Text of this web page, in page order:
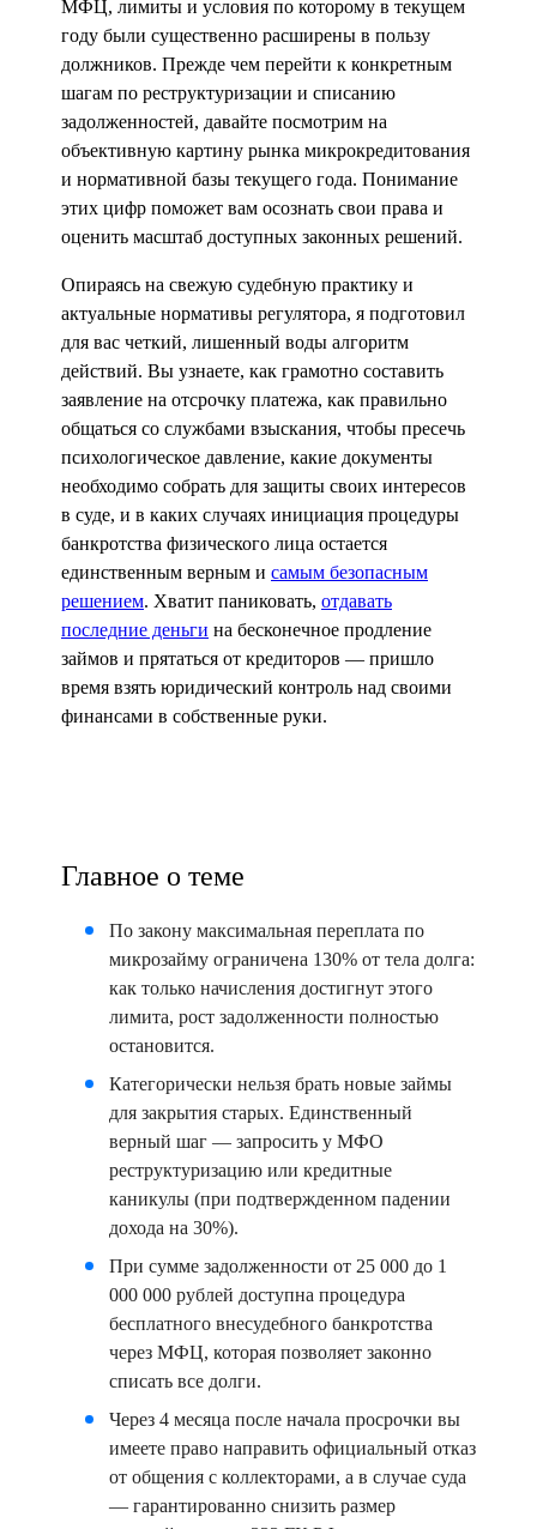
МФЦ, лимиты и условия по которому в текущем
году были существенно расширены в пользу
должников. Прежде чем перейти к конкретным
шагам по реструктуризации и списанию
задолженностей, давайте посмотрим на
объективную картину рынка микрокредитования
и нормативной базы текущего года. Понимание
этих цифр поможет вам осознать свои права и
оценить масштаб доступных законных решений.
Опираясь на свежую судебную практику и
актуальные нормативы регулятора, я подготовил
для вас четкий, лишенный воды алгоритм
действий. Вы узнаете, как грамотно составить
заявление на отсрочку платежа, как правильно
общаться со службами взыскания, чтобы пресечь
психологическое давление, какие документы
необходимо собрать для защиты своих интересов
в суде, и в каких случаях инициация процедуры
банкротства физического лица остается
единственным верным и самым безопасным
решением. Хватит паниковать, отдавать
последние деньги на бесконечное продление
займов и прятаться от кредиторов — пришло
время взять юридический контроль над своими
финансами в собственные руки.
Главное о теме
По закону максимальная переплата по
микрозайму ограничена 130% от тела долга:
как только начисления достигнут этого
лимита, рост задолженности полностью
остановится.
Категорически нельзя брать новые займы
для закрытия старых. Единственный
верный шаг — запросить у МФО
реструктуризацию или кредитные
каникулы (при подтвержденном падении
дохода на 30%).
При сумме задолженности от 25 000 до 1
000 000 рублей доступна процедура
бесплатного внесудебного банкротства
через МФЦ, которая позволяет законно
списать все долги.
Через 4 месяца после начала просрочки вы
имеете право направить официальный отказ
от общения с коллекторами, а в случае суда
— гарантированно снизить размер